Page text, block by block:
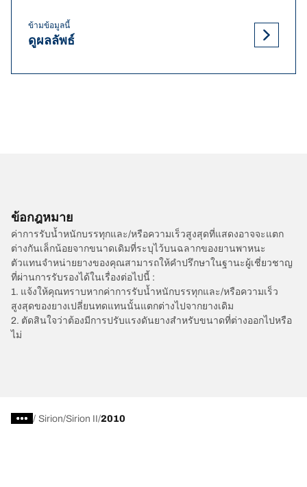
ข้ามข้อมูลนี้
ดูผลลัพธ์
ข้อกฎหมาย
ค่าการรับน้ำหนักบรรทุกและ/หรือความเร็วสูงสุดที่แสดงอาจจะแตก
ต่างกันเล็กน้อยจากขนาดเดิมที่ระบุไว้บนฉลากของยานพาหนะ
ตัวแทนจำหน่ายยางของคุณสามารถให้คำปรึกษาในฐานะผู้เชี่ยวชาญ
ที่ผ่านการรับรองได้ในเรื่องต่อไปนี้ :
1. แจ้งให้คุณทราบหากค่าการรับน้ำหนักบรรทุกและ/หรือความเร็ว
สูงสุดของยางเปลี่ยนทดแทนนั้นแตกต่างไปจากยางเดิม
2. ตัดสินใจว่าต้องมีการปรับแรงดันยางสำหรับขนาดที่ต่างออกไปหรือ
ไม่
/ Sirion Sirion II 2010